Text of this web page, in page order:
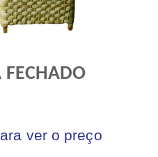
FECHADO
ver o preço